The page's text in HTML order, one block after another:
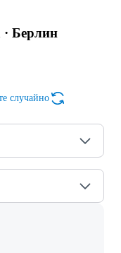
· Берлин
случайно